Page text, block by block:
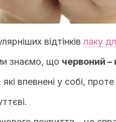
відтінків лаку
знаємо, що червоний –
впевнені у собі,